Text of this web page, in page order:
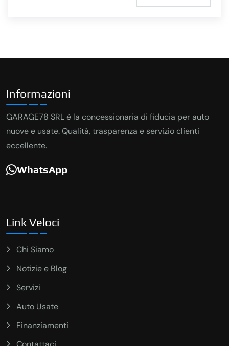
Informazioni
GARAGE78 SRL è la concessionaria di fiducia per auto
nuove e usate. Qualità, trasparenza e servizio clienti
eccellente.
WhatsApp
Link Veloci
Chi Siamo
Notizie e Blog
Servizi
Auto Usate
Finanziamenti